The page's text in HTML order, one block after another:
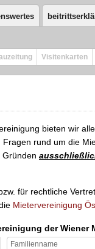
Visitenkarten
bieten wir
rund um die
Gründen
für rechtliche
Mietervereinigung
der Wiener